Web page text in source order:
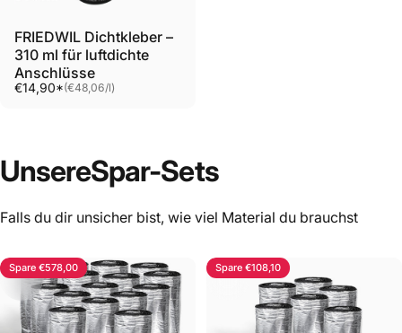
FRIEDWIL Dichtkleber –
310 ml für luftdichte
Anschlüsse
€14,90*
Grundpreis
(€48,06/
pro l)
UnsereSpar-Sets
Falls du dir unsicher bist, wie viel Material du brauchst
Spare €578,00 Spare €108,10